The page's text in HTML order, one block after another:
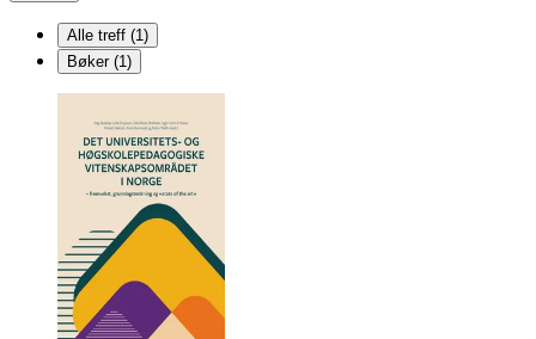
Alle treff (1)
Bøker (1)